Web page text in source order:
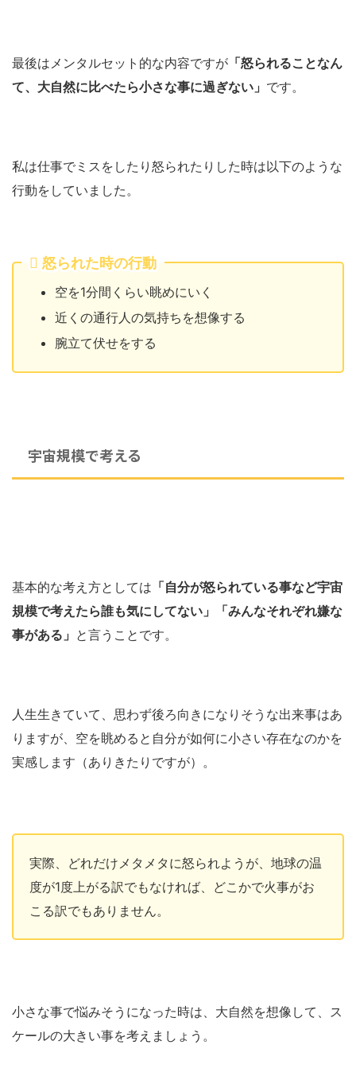
最後はメンタルセット的な内容ですが 「怒られることなん
て、大自然に比べたら小さな事に過ぎない」 です。
私は仕事でミスをしたり怒られたりした時は以下のような
行動をしていました。
怒られた時の行動
空を1分間くらい眺めにいく
近くの通行人の気持ちを想像する
腕立て伏せをする
宇宙規模で考える
基本的な考え方としては 「自分が怒られている事など宇宙
規模で考えたら誰も気にしてない」「みんなそれぞれ嫌な
事がある」 と言うことです。
人生生きていて、思わず後ろ向きになりそうな出来事はあ
りますが、空を眺めると自分が如何に小さい存在なのかを
実感します（ありきたりですが）。
実際、どれだけメタメタに怒られようが、地球の温
度が1度上がる訳でもなければ、どこかで火事がお
こる訳でもありません。
小さな事で悩みそうになった時は、大自然を想像して、ス
ケールの大きい事を考えましょう。